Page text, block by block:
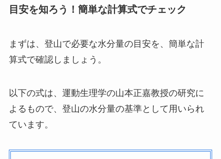
目安を知ろう！簡単な計算式でチェック
まずは、登山で必要な水分量の目安を、簡単な計
算式で確認しましょう。
以下の式は、運動生理学の山本正嘉教授の研究に
よるもので、登山の水分量の基準として用いられ
ています。